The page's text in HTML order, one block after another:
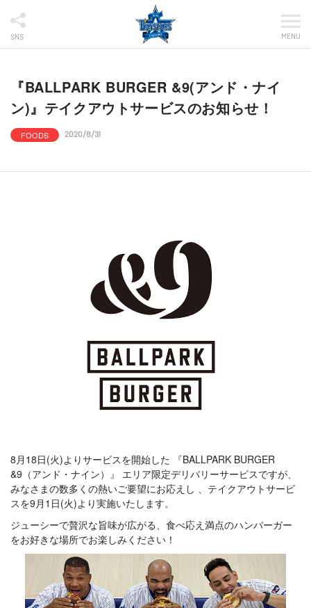
SNS MENU
『BALLPARK BURGER &9(アンド・ナイ
ン)』テイクアウトサービスのお知らせ！
FOODS 2020/8/31
8月18日(火)よりサービスを開始した 『BALLPARK BURGER
&9（アンド・ナイン）』 エリア限定デリバリーサービスですが、
みなさまの数多くの熱いご要望にお応えし 、テイクアウトサービ
スを9月1日(火)より実施いたします。
ジューシーで贅沢な旨味が広がる、食べ応え満点のハンバーガー
をお好きな場所でお楽しみください！